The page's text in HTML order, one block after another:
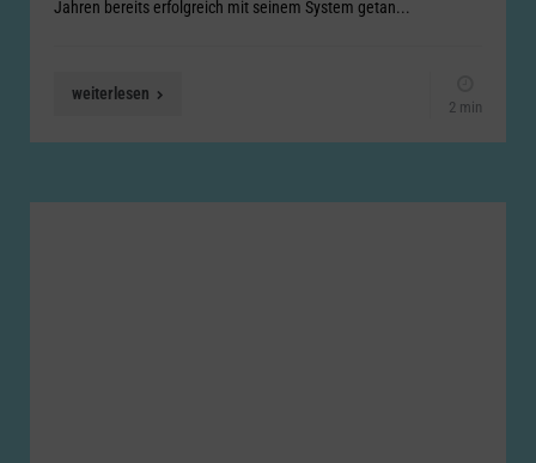
Jahren bereits erfolgreich mit seinem System getan...
weiterlesen
2 min